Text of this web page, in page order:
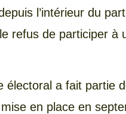
l’intérieur du
refus de participer à
électoral a fait partie
en place en